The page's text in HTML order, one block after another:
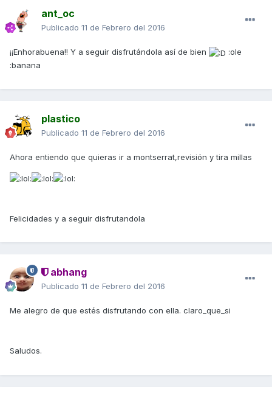
ant_oc
Publicado 11 de Febrero del 2016
¡¡Enhorabuena!! Y a seguir disfrutándola así de bien
:ole
:banana
plastico
Publicado 11 de Febrero del 2016
Ahora entiendo que quieras ir a montserrat,revisión y tira millas
Felicidades y a seguir disfrutandola
abhang
Publicado 11 de Febrero del 2016
Me alegro de que estés disfrutando con ella. claro_que_si
Saludos.